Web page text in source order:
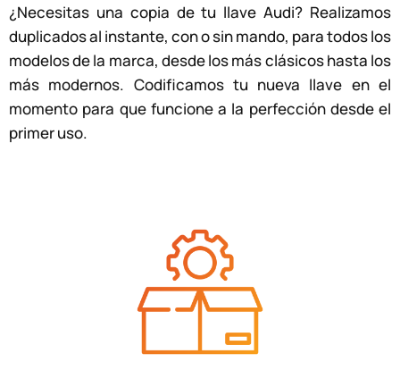
¿Necesitas una copia de tu llave Audi? Realizamos
duplicados al instante, con o sin mando, para todos los
modelos de la marca, desde los más clásicos hasta los
más modernos. Codificamos tu nueva llave en el
momento para que funcione a la perfección desde el
primer uso.